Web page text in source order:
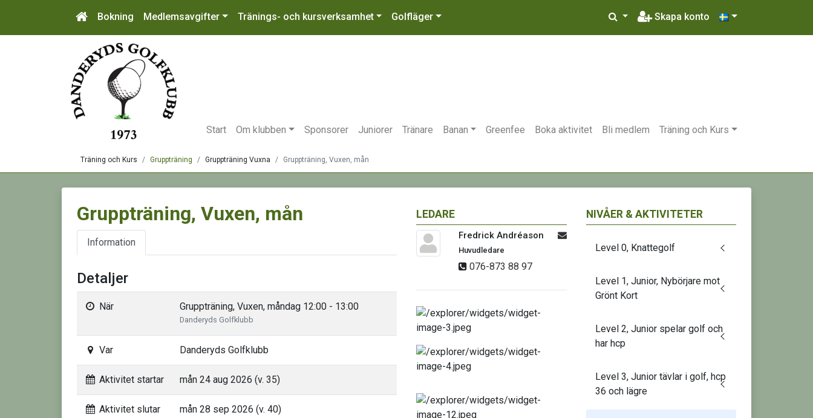
Bokning Medlemsavgifter Tränings- och kursverksamhet Golfläger Skapa konto
Start Om klubben Sponsorer Juniorer Tränare Banan Greenfee Boka aktivitet Bli medlem Träning och Kurs
Träning och Kurs Gruppträning Gruppträning Vuxna Gruppträning, Vuxen, mån
LEDARE
Fredrick Andréason
Huvudledare
076-873 88 97
Gruppträning, Vuxen, mån
Information
Detaljer
När Gruppträning, Vuxen, måndag 12:00 - 13:00
Danderyds Golfklubb
Var Danderyds Golfklubb
Aktivitet startar mån 24 aug 2026 (v. 35)
Aktivitet slutar mån 28 sep 2026 (v. 40)
NIVÅER & AKTIVITETER
Level 0, Knattegolf
Level 1, Junior, Nybörjare mot
Grönt Kort
Level 2, Junior spelar golf och
har hcp
Level 3, Junior tävlar i golf, hcp
36 och lägre